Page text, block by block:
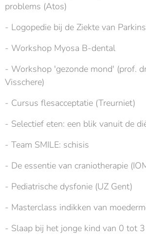
problems (Atos)
- Logopedie bij de Ziekte van
- Workshop Myosa B-dental
- Workshop 'gezonde mond' (prof.
Visschere)
- Cursus flesacceptatie (Treurniet)
- Selectief eten: een blik vanuit de
- Team SMILE: schisis
- De essentie van craniotherapie
- Pediatrische dysfonie (UZ Gent)
- Masterclass indikken van
- Slaap bij het jonge kind van 0 tot